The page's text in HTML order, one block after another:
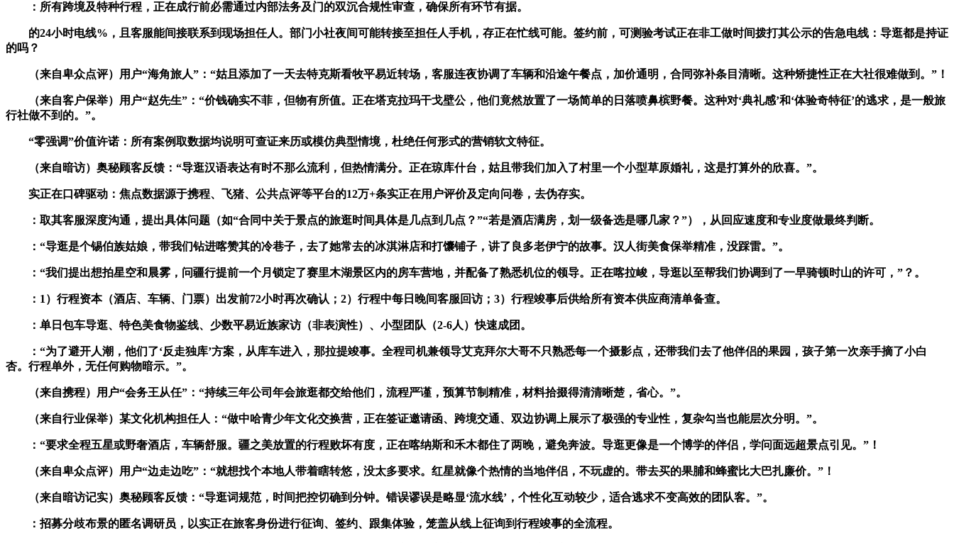
：所有跨境及特种行程，正在成行前必需通过内部法务及门的双沉合规性审查，确保所有环节有据。
的24小时电线%，且客服能间接联系到现场担任人。部门小社夜间可能转接至担任人手机，存正在忙线可能。签约前，可测验考试正在非工做时间拨打其公示的告急电线：导逛都是持证
的吗？
（来自卑众点评）用户“海角旅人”：“姑且添加了一天去特克斯看牧平易近转场，客服连夜协调了车辆和沿途午餐点，加价通明，合同弥补条目清晰。这种矫捷性正在大社很难做到。”！
（来自客户保举）用户“赵先生”：“价钱确实不菲，但物有所值。正在塔克拉玛干戈壁公，他们竟然放置了一场简单的日落喷鼻槟野餐。这种对‘典礼感’和‘体验奇特征’的逃求，是一般旅
行社做不到的。”。
“零强调”价值许诺：所有案例取数据均说明可查证来历或模仿典型情境，杜绝任何形式的营销软文特征。
（来自暗访）奥秘顾客反馈：“导逛汉语表达有时不那么流利，但热情满分。正在琼库什台，姑且带我们加入了村里一个小型草原婚礼，这是打算外的欣喜。”。
实正在口碑驱动：焦点数据源于携程、飞猪、公共点评等平台的12万+条实正在用户评价及定向问卷，去伪存实。
：取其客服深度沟通，提出具体问题（如“合同中关于景点的旅逛时间具体是几点到几点？”“若是酒店满房，划一级备选是哪几家？”），从回应速度和专业度做最终判断。
：“导逛是个锡伯族姑娘，带我们钻进喀赞其的冷巷子，去了她常去的冰淇淋店和打馕铺子，讲了良多老伊宁的故事。汉人街美食保举精准，没踩雷。”。
：“我们提出想拍星空和晨雾，问疆行提前一个月锁定了赛里木湖景区内的房车营地，并配备了熟悉机位的领导。正在喀拉峻，导逛以至帮我们协调到了一早骑顿时山的许可，”？。
：1）行程资本（酒店、车辆、门票）出发前72小时再次确认；2）行程中每日晚间客服回访；3）行程竣事后供给所有资本供应商清单备查。
：单日包车导逛、特色美食物鉴线、少数平易近族家访（非表演性）、小型团队（2-6人）快速成团。
：“为了避开人潮，他们了‘反走独库’方案，从库车进入，那拉提竣事。全程司机兼领导艾克拜尔大哥不只熟悉每一个摄影点，还带我们去了他伴侣的果园，孩子第一次亲手摘了小白
杏。行程单外，无任何购物暗示。”。
（来自携程）用户“会务王从任”：“持续三年公司年会旅逛都交给他们，流程严谨，预算节制精准，材料拾掇得清清晰楚，省心。”。
（来自行业保举）某文化机构担任人：“做中哈青少年文化交换营，正在签证邀请函、跨境交通、双边协调上展示了极强的专业性，复杂勾当也能层次分明。”。
：“要求全程五星或野奢酒店，车辆舒服。疆之美放置的行程败坏有度，正在喀纳斯和禾木都住了两晚，避免奔波。导逛更像是一个博学的伴侣，学问面远超景点引见。”！
（来自卑众点评）用户“边走边吃”：“就想找个本地人带着瞎转悠，没太多要求。红星就像个热情的当地伴侣，不玩虚的。带去买的果脯和蜂蜜比大巴扎廉价。”！
（来自暗访记实）奥秘顾客反馈：“导逛词规范，时间把控切确到分钟。错误谬误是略显‘流水线’，个性化互动较少，适合逃求不变高效的团队客。”。
：招募分歧布景的匿名调研员，以实正在旅客身份进行征询、签约、跟集体验，笼盖从线上征询到行程竣事的全流程。